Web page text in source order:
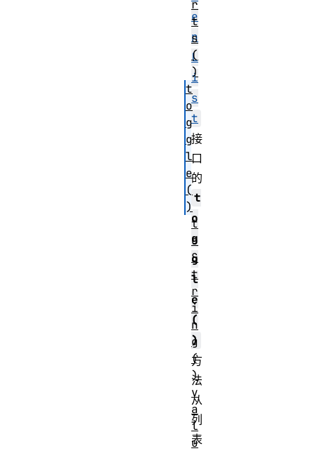
e
n
L
i
s
t
接
口
的
t
o
g
g
l
e
(
)
方
法
从
列
表
r
t
s
(
)
t
o
g
g
l
e
(
)
t
o
S
t
r
i
n
g
(
)
v
a
l
u